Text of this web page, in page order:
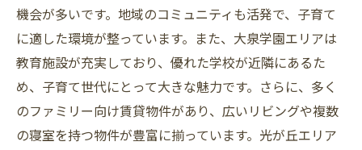
機会が多いです。地域のコミュニティも活発で、子育て
に適した環境が整っています。また、大泉学園エリアは
教育施設が充実しており、優れた学校が近隣にあるた
め、子育て世代にとって大きな魅力です。さらに、多く
のファミリー向け賃貸物件があり、広いリビングや複数
の寝室を持つ物件が豊富に揃っています。光が丘エリア